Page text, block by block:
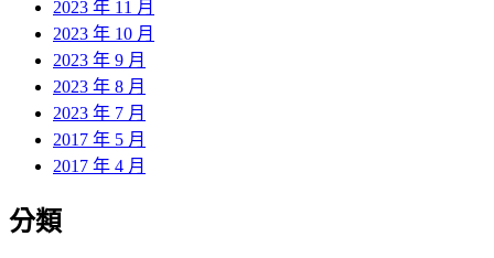
2023 年 11 月
2023 年 10 月
2023 年 9 月
2023 年 8 月
2023 年 7 月
2017 年 5 月
2017 年 4 月
分類